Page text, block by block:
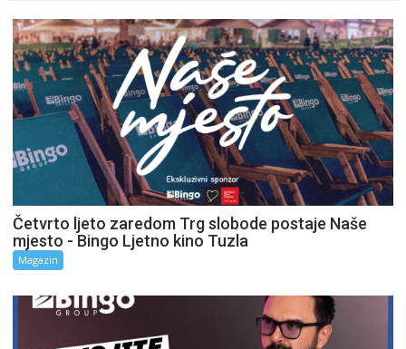
Četvrto ljeto zaredom Trg slobode postaje Naše
mjesto - Bingo Ljetno kino Tuzla
Magazin